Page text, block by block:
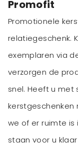
Promofit
Promotionele
relatiegeschenk.
exemplaren via
verzorgen de
snel. Heeft u met
kerstgeschenken
we of er ruimte is
staan voor u